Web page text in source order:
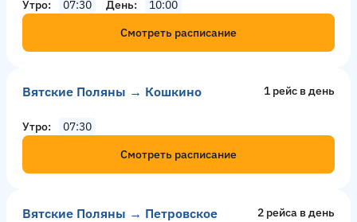
Утро 07:30 День
10:00
Смотреть расписание
Вятские Поляны → Кошкино 1 рейс в день
Утро
07:30
Смотреть расписание
Вятские Поляны → Петровское 2 рейсa в день